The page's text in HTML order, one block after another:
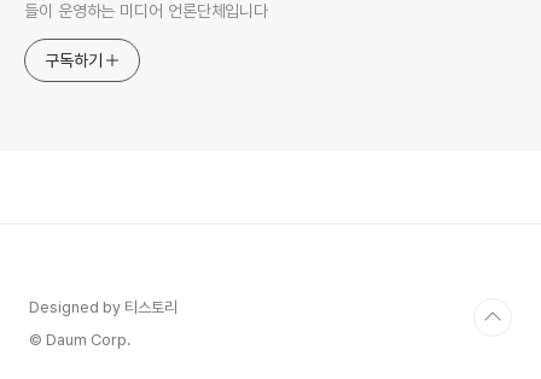
들이 운영하는 미디어 언론단체입니다
구독하기
Designed by 티스토리
© Daum Corp.